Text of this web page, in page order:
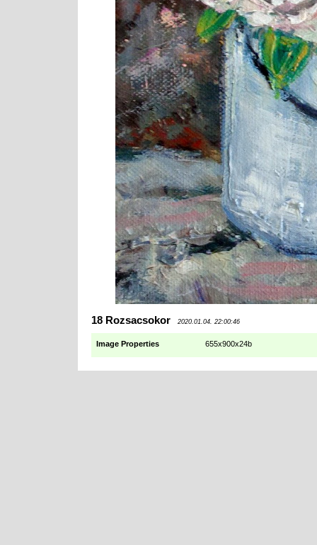
18 Rozsacsokor 2020.01.04. 22:00:46
Image Properties 655x900x24b